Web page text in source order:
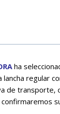
ha
lancha regular
de transporte,